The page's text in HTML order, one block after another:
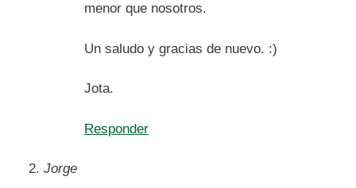
menor que nosotros.
Un saludo y gracias de nuevo. :)
Jota.
Responder
Jorge